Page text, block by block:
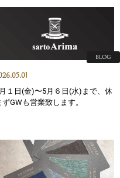
BLOG
１日(金)〜5月６日(水)まで、休
ずGWも営業致します。